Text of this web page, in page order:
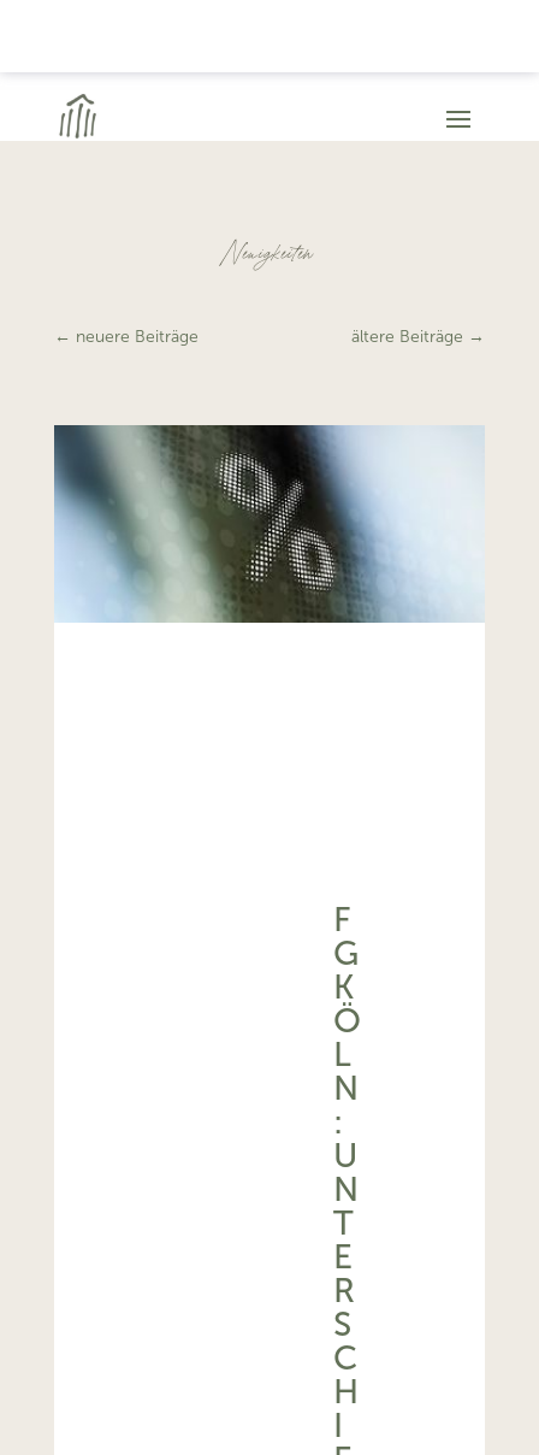
Neuigkeiten
← neuere Beiträge ältere Beiträge →
F
G
K
Ö
L
N
:
U
N
T
E
R
S
C
H
I